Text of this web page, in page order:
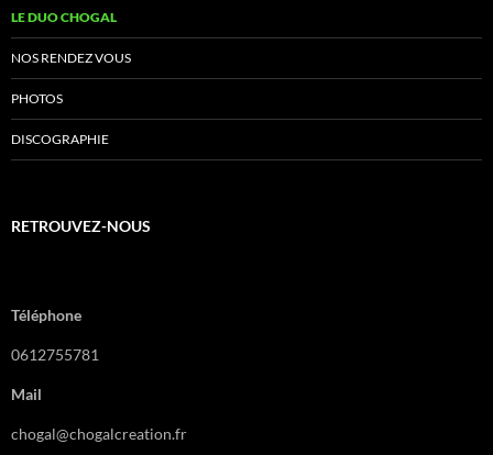
LE DUO CHOGAL
NOS RENDEZ VOUS
PHOTOS
DISCOGRAPHIE
RETROUVEZ-NOUS
Téléphone
0612755781
Mail
chogal@chogalcreation.fr